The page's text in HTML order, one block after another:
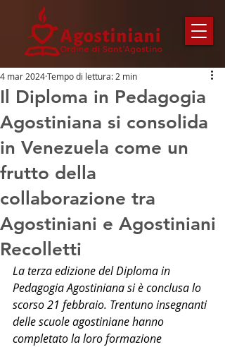
Il Diploma in Pedagogia
Agostiniana si consolida
in Venezuela come un
frutto della
collaborazione tra
Agostiniani e Agostiniani
Recolletti
4 mar 2024Tempo di lettura: 2 min
La terza edizione del Diploma in
Pedagogia Agostiniana si è conclusa lo
scorso 21 febbraio. Trentuno insegnanti
delle scuole agostiniane hanno
completato la loro formazione